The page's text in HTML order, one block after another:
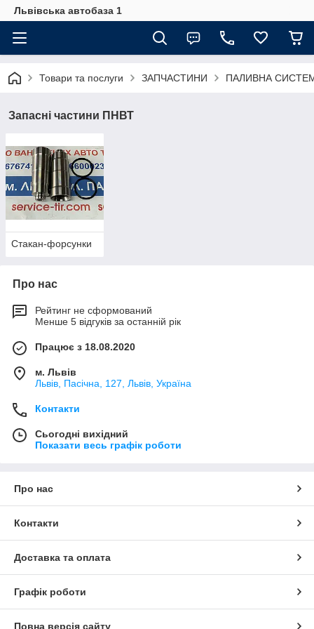
Львівська автобаза 1
Товари та послуги ЗАПЧАСТИНИ ПАЛИВНА
Запасні частини ПНВТ
Стакан-форсунки
Про нас
Рейтинг не сформований
Менше 5 відгуків за останній рік
Працює з 18.08.2020
м. Львів
Львів, Пасічна, 127, Львів, Україна
Контакти
Сьогодні вихідний
Показати весь графік роботи
Про нас
Контакти
Доставка та оплата
Графік роботи
Повна версія сайту